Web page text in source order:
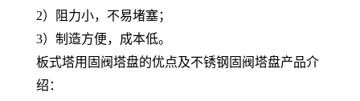
2）阻力小，不易堵塞；
3）制造方便，成本低。
板式塔用固阀塔盘的优点及不锈钢固阀塔盘产品介
绍：